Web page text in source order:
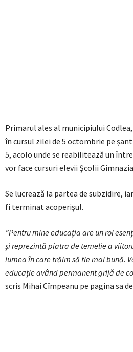
Primarul ales al municipiului
în cursul zilei de 5 octombrie pe
5, acolo unde se reabilitează un
vor face cursuri elevii Școlii
Se lucrează la partea de subzidire,
fi terminat acoperișul.
”Pentru mine educația are un rol
și reprezintă piatra de temelie a
lumea în care trăim să fie mai bună.
educație având permanent grijă de
scris Mihai Cîmpeanu pe pagina sa